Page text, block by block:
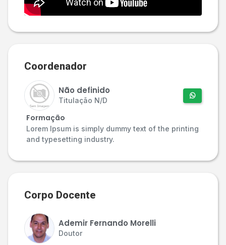
Coordenador
Não definido
Titulação N/D
Formação
Lorem Ipsum is simply dummy text of the printing
and typesetting industry.
Corpo Docente
Ademir Fernando Morelli
Doutor